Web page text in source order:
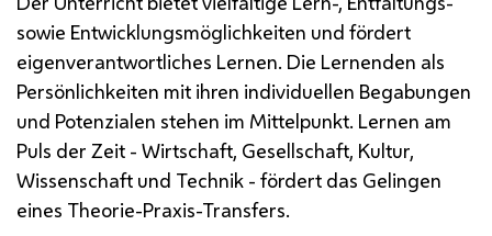
sowie Entwicklungsmöglichkeiten und fördert
eigenverantwortliches Lernen. Die Lernenden als
Persönlichkeiten mit ihren individuellen Begabungen
und Potenzialen stehen im Mittelpunkt. Lernen am
Puls der Zeit - Wirtschaft, Gesellschaft, Kultur,
Wissenschaft und Technik - fördert das Gelingen
eines Theorie-Praxis-Transfers.